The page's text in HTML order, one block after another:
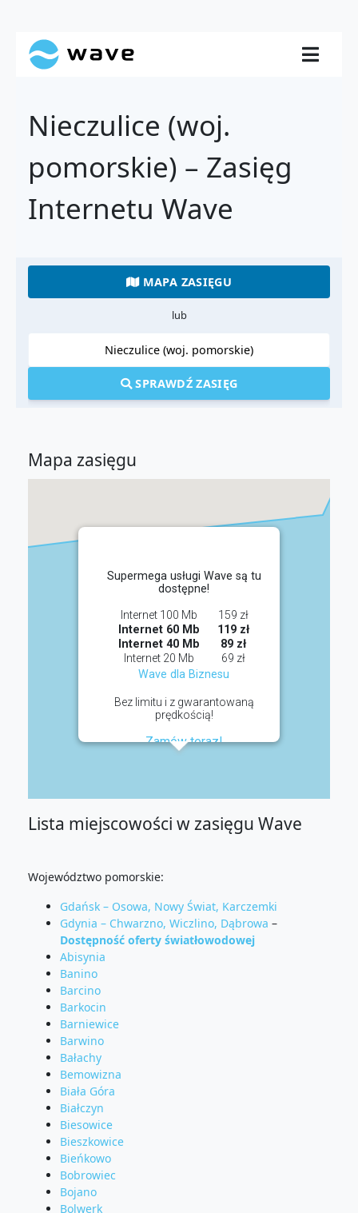
Nieczulice (woj.
pomorskie) – Zasięg
Internetu Wave
MAPA ZASIĘGU
lub
SPRAWDŹ ZASIĘG
Mapa zasięgu
Supermega usługi Wave są tu
dostępne!
Internet 100 Mb
159 zł
Internet 60 Mb
119 zł
Internet 40 Mb
89 zł
Internet 20 Mb
69 zł
Wave dla Biznesu
Bez limitu i z gwarantowaną
prędkością!
Zamów teraz!
Lista miejscowości w zasięgu Wave
Województwo pomorskie:
Gdańsk – Osowa, Nowy Świat, Karczemki
Gdynia – Chwarzno, Wiczlino, Dąbrowa –
Dostępność oferty światłowodowej
Abisynia
Banino
Barcino
Barkocin
Barniewice
Barwino
Bałachy
Bemowizna
Biała Góra
Białczyn
Biesowice
Bieszkowice
Bieńkowo
Bobrowiec
Bojano
Bolwerk